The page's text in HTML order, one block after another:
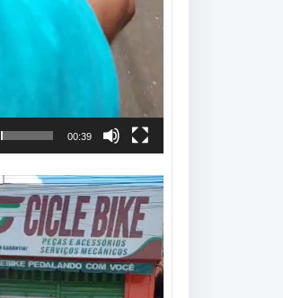
00:39